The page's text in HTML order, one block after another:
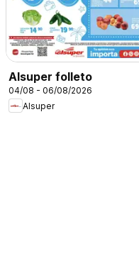
Alsuper folleto
04/08 - 06/08/2026
Alsuper